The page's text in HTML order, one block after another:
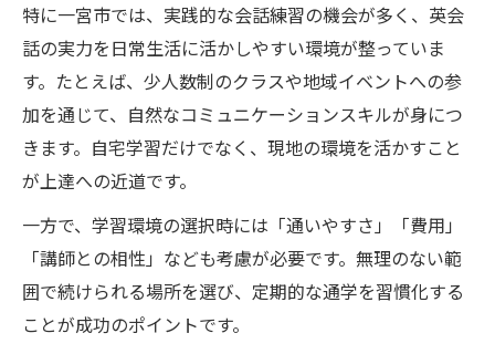
英会話上達に役立つ一宮市の生活環境の魅
力
一宮市で毎日続けられる英会話学習習慣の
作り方
大人も楽しめる英会話練習法を一宮市で発見
大人が一宮市で実践できる英会話練習法を
紹介
英会話上達を目指す大人向け一宮市の学習
環境
一宮市で大人も参加しやすい英会話イベン
特に一宮市では、実践的な会話練習の機会が多く、英会
話の実力を日常生活に活かしやすい環境が整っていま
す。たとえば、少人数制のクラスや地域イベントへの参
加を通じて、自然なコミュニケーションスキルが身につ
きます。自宅学習だけでなく、現地の環境を活かすこと
が上達への近道です。
一方で、学習環境の選択時には「通いやすさ」「費用」
「講師との相性」なども考慮が必要です。無理のない範
囲で続けられる場所を選び、定期的な通学を習慣化する
ことが成功のポイントです。